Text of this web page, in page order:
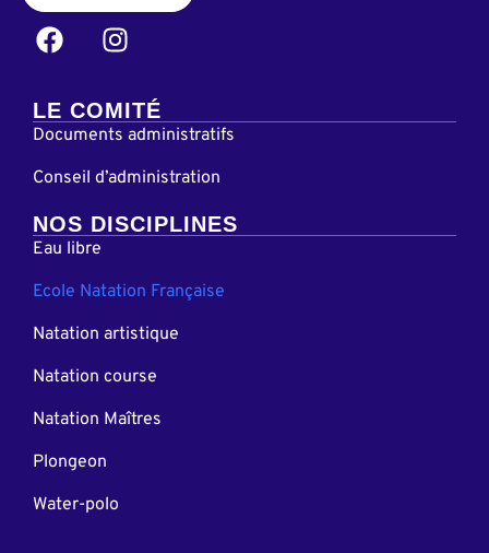
LE COMITÉ
Documents administratifs
Conseil d’administration
NOS DISCIPLINES
Eau libre
Ecole Natation Française
Natation artistique
Natation course
Natation Maîtres
Plongeon
Water-polo